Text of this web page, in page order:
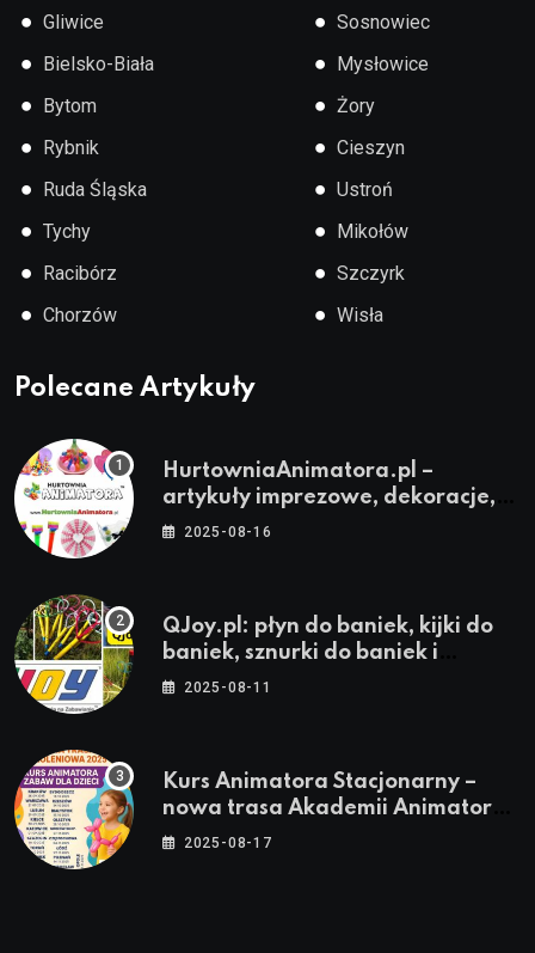
● Gliwice
● Bielsko-Biała
● Bytom
● Rybnik
● Ruda Śląska
● Tychy
● Racibórz
● Chorzów
● Sosnowiec
● Mysłowice
● Żory
● Cieszyn
● Ustroń
● Mikołów
● Szczyrk
● Wisła
Polecane Artykuły
HurtowniaAnimatora.pl –
artykuły imprezowe, dekoracje,
stroje i akcesoria dla animatorów
2025-08-16
QJoy.pl: płyn do baniek, kijki do
baniek, sznurki do baniek i
zestawy do baniek
2025-08-11
Kurs Animatora Stacjonarny –
nowa trasa Akademii Animatora
– jesień 2025
2025-08-17